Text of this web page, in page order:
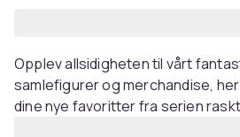
Opplev allsidigheten til vårt
samlefigurer og merchandise,
dine nye favoritter fra serien